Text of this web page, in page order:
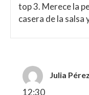
top 3. Merece la
casera de la salsa
Julia
12:30